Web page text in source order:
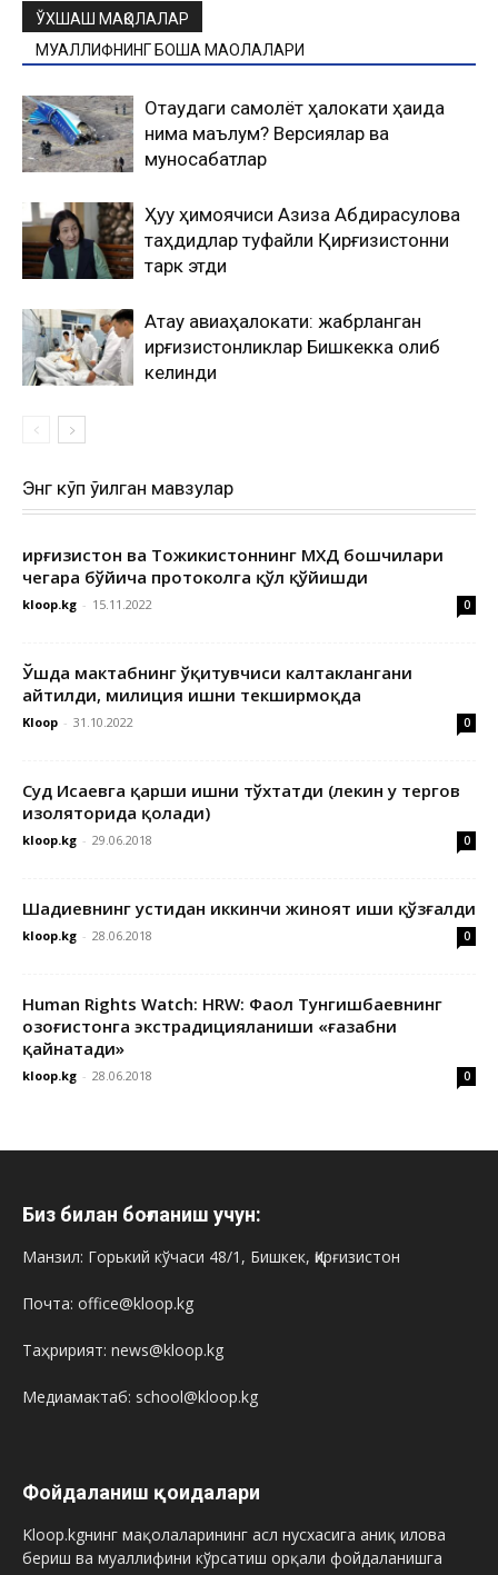
ЎХШАШ МАҚОЛАЛАР
МУАЛЛИФНИНГ БОШҚА МАҚОЛАЛАРИ
Оқтаудаги самолёт ҳалокати ҳақида
нима маълум? Версиялар ва
муносабатлар
Ҳуқуқ ҳимоячиси Азиза Абдирасулова
таҳдидлар туфайли Қирғизистонни
тарк этди
Ақтау авиаҳалокати: жабрланган
қирғизистонликлар Бишкекка олиб
келинди
Энг кўп ўқилган мавзулар
Қирғизистон ва Тожикистоннинг МХДҚ бошчилари
чегара бўйича протоколга қўл қўйишди
kloop.kg - 15.11.2022 0
Ўшда мактабнинг ўқитувчиси калтаклангани
айтилди, милиция ишни текширмоқда
Kloop - 31.10.2022 0
Суд Исаевга қарши ишни тўхтатди (лекин у тергов
изоляторида қолади)
kloop.kg - 29.06.2018 0
Шадиевнинг устидан иккинчи жиноят иши қўзғалди
kloop.kg - 28.06.2018 0
Human Rights Watch: HRW: Фаол Тунгишбаевнинг
Қозоғистонга экстрадицияланиши «ғазабни
қайнатади»
kloop.kg - 28.06.2018 0
Биз билан боғланиш учун:
Манзил: Горький кўчаси 48/1, Бишкек, Қирғизистон
Почта: office@kloop.kg
Таҳририят: news@kloop.kg
Медиамактаб: school@kloop.kg
Фойдаланиш қоидалари
Kloop.kgнинг мақолаларининг асл нусхасига аниқ илова
бериш ва муаллифини кўрсатиш орқали фойдаланишга